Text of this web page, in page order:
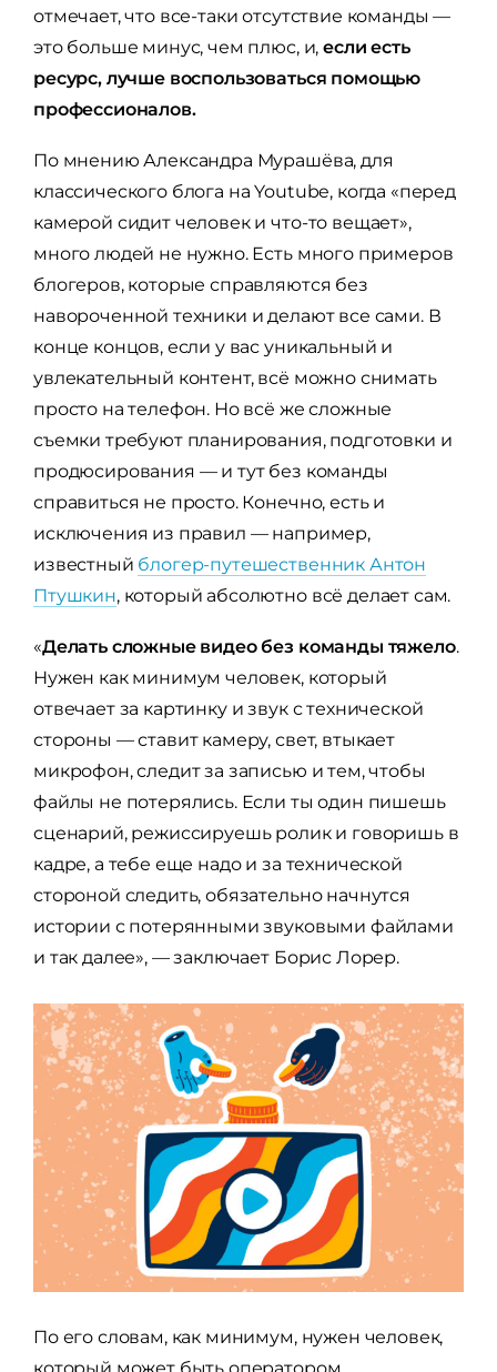
отмечает, что все-таки отсутствие команды —
это больше минус, чем плюс, и,если есть
ресурс, лучше воспользоваться помощью
профессионалов.
По мнению Александра Мурашёва, для
классического блога на Youtube, когда «перед
камерой сидит человек и что-то вещает»,
много людей не нужно. Есть много примеров
блогеров, которые справляются без
навороченной техники и делают все сами. В
конце концов, если у вас уникальный и
увлекательный контент, всё можно снимать
просто на телефон. Но всё же сложные
съемки требуют планирования, подготовки и
продюсирования — и тут без команды
справиться не просто. Конечно, есть и
исключения из правил — например,
известный блогер-путешественник Антон
Птушкин, который абсолютно всё делает сам.
«Делать сложные видео без команды тяжело.
Нужен как минимум человек, который
отвечает за картинку и звук с технической
стороны — ставит камеру, свет, втыкает
микрофон, следит за записью и тем, чтобы
файлы не потерялись. Если ты один пишешь
сценарий, режиссируешь ролик и говоришь в
кадре, а тебе еще надо и за технической
стороной следить, обязательно начнутся
истории с потерянными звуковыми файлами
и так далее», — заключает Борис Лорер.
По его словам, как минимум, нужен человек,